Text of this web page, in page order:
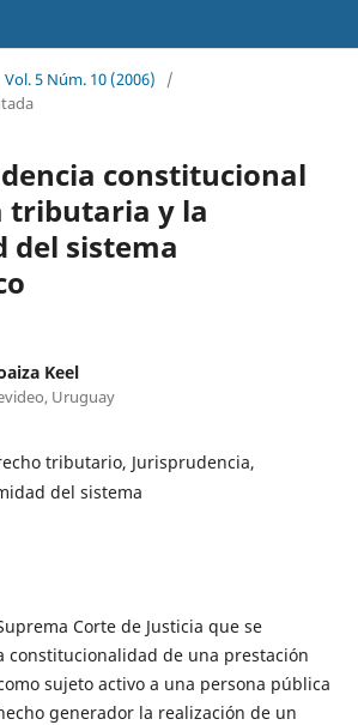
Vol. 5 Núm. 10 (2006)
/
constitucional
tributaria y la
del sistema
Keel
Uruguay
tributario, Jurisprudencia,
del sistema
Corte de Justicia que se
constitucionalidad de una prestación
sujeto activo a una persona pública
generador la realización de un